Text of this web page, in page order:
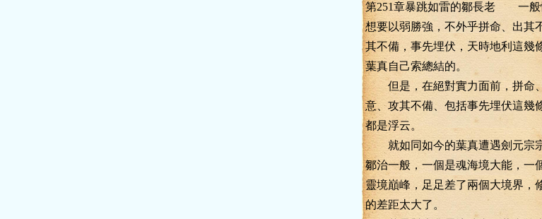
第251章暴跳如雷的鄒長老 一般
想要以弱勝強，不外乎拼命、出其
其不備，事先埋伏，天時地利這幾
葉真自己索總結的。
但是，在絕對實力面前，拼命
意、攻其不備、包括事先埋伏這幾
都是浮云。
就如同如今的葉真遭遇劍元宗
鄒治一般，一個是魂海境大能，一
靈境巔峰，足足差了兩個大境界，
的差距太大了。